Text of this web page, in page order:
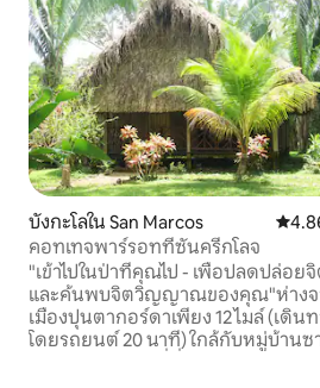
บังกะโลใน San Marcos คะแน
คอทเทจพาร์รอทที่ซันครีกโลจ
"เข้าไปในป่าที่คุณไป - เพื่อปลดปล่อยจิ
และค้นพบจิตวิญญาณของคุณ"ห่างจ
เมืองปุนตากอร์ดาเพียง 12 ไมล์ (เดิน
โดยรถยนต์ 20 นาที) ใกล้กับหมู่บ้านซ